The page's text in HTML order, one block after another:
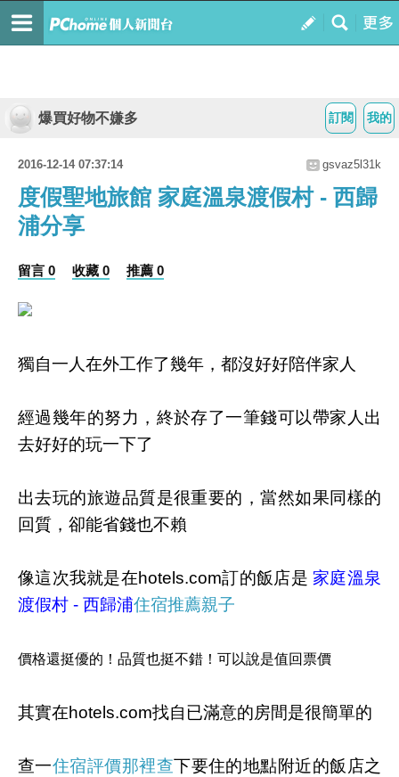
我的
訂閱
爆買好物不嫌多
2016-12-14 07:37:14 gsvaz5l31k
度假聖地旅館 家庭溫泉渡假村 - 西歸
浦分享
留言 0 收藏 0 推薦 0
獨自一人在外工作了幾年，都沒好好陪伴家人
經過幾年的努力，終於存了一筆錢可以帶家人出
去好好的玩一下了
出去玩的旅遊品質是很重要的，當然如果同樣的
回質，卻能省錢也不賴
像這次我就是在hotels.com訂的飯店是 家庭溫泉
渡假村 - 西歸浦住宿推薦親子
價格還挺優的！品質也挺不錯！可以說是值回票價
其實在hotels.com找自已滿意的房間是很簡單的
查一住宿評價那裡查下要住的地點附近的飯店之